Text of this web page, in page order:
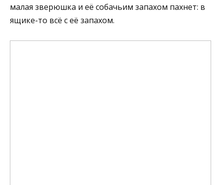
малая зверюшка и её собачьим запахом пахнет: в
ящике-то всё с её запахом.